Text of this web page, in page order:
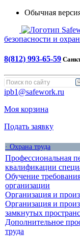
Обычная
безопасности и
8(812) 993-65-59
ipb1@safework.ru
Моя корзина
Подать заявку
· Охрана труда
Профессиональная
квалификации
Обучение
организации
Организация и
Организация и
замкнутых
Дополнительное
труда